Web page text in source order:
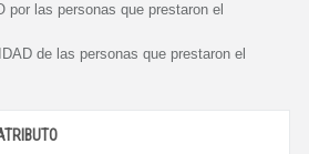
por las personas que prestaron el
de las personas que prestaron el